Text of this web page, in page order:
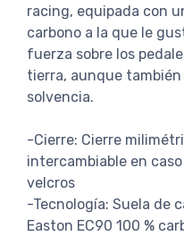
racing, equipada con
carbono a la que le
fuerza sobre los
tierra, aunque
solvencia.
-Cierre: Cierre
intercambiable en
velcros
-Tecnología: Suela de
Easton EC90 100 %